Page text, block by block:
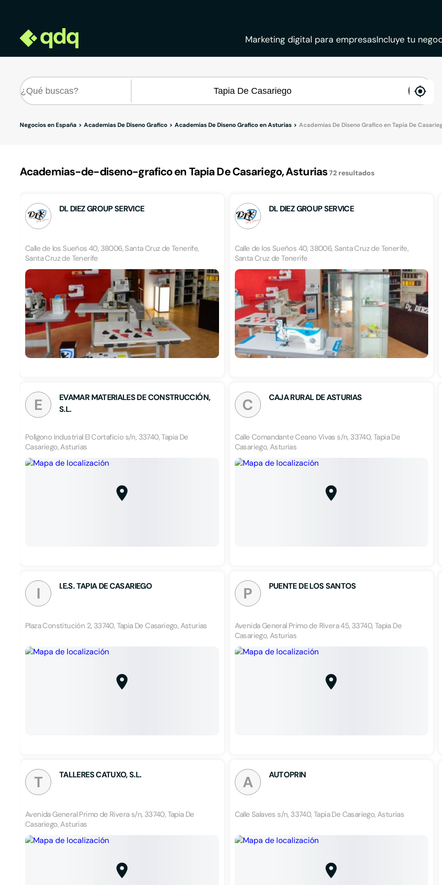
Marketing digital para empresasIncluye tu
Negocios en España Academias De Diseno Grafico Academias De Diseno Grafico en Asturias Academias De Diseno Grafico en Tapia De
Academias-de-diseno-grafico en Tapia De Casariego, Asturias72 resultados
DL DIEZ GROUP SERVICE
Calle de los Sueños 40, 38006, Santa Cruz de Tenerife,
Santa Cruz de Tenerife
DL DIEZ GROUP SERVICE
Calle de los Sueños 40, 38006, Santa Cruz de Tenerife,
Santa Cruz de Tenerife
E
EVAMAR MATERIALES DE CONSTRUCCIÓN,
S.L.
Polígono Industrial El Cortaficio s/n, 33740, Tapia De
Casariego, Asturias
C CAJA RURAL DE ASTURIAS
Calle Comandante Ceano Vivas s/n, 33740, Tapia De
Casariego, Asturias
I I.E.S. TAPIA DE CASARIEGO
Plaza Constitución 2, 33740, Tapia De Casariego, Asturias
P PUENTE DE LOS SANTOS
Avenida General Primo de Rivera 45, 33740, Tapia De
Casariego, Asturias
T TALLERES CATUXO, S.L.
Avenida General Primo de Rivera s/n, 33740, Tapia De
Casariego, Asturias
A AUTOPRIN
Calle Salaves s/n, 33740, Tapia De Casariego, Asturias